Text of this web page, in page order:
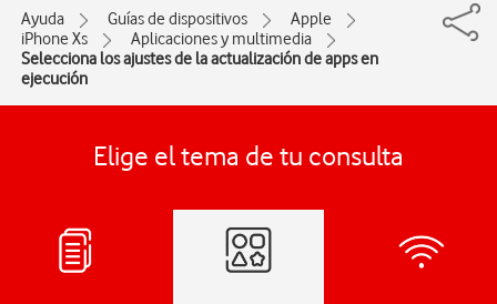
Ayuda Guías de dispositivos
Apple
iPhone Xs
Aplicaciones y multimedia
Selecciona los ajustes de la actualización de apps en
ejecución
Elige el tema de tu consulta